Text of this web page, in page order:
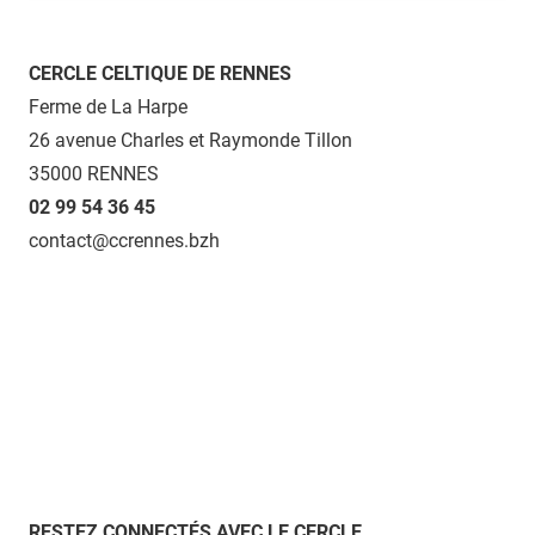
CERCLE CELTIQUE DE RENNES
Ferme de La Harpe
26 avenue Charles et Raymonde Tillon
35000 RENNES
02 99 54 36 45
contact@ccrennes.bzh